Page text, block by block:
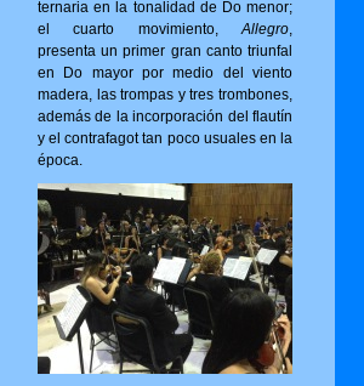
ternaria en la tonalidad de Do menor;
el cuarto movimiento,Allegro,
presenta un primer gran canto triunfal
en Do mayor por medio del viento
madera, las trompas y tres trombones,
además de la incorporación del flautín
y el contrafagot tan poco usuales en la
época.